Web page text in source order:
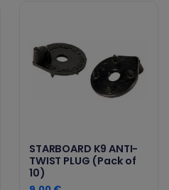
STARBOARD K9 ANTI-
TWIST PLUG (Pack of
10)